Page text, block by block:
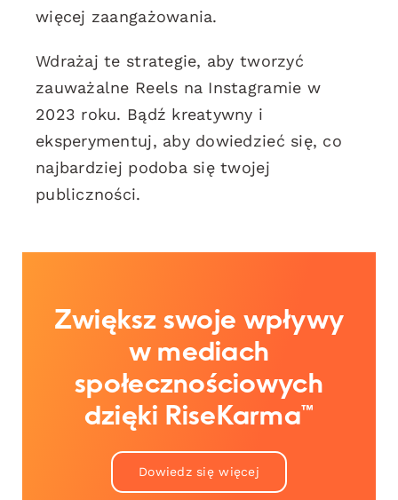
więcej zaangażowania.
Wdrażaj te strategie, aby tworzyć
zauważalne Reels na Instagramie w
2023 roku. Bądź kreatywny i
eksperymentuj, aby dowiedzieć się, co
najbardziej podoba się twojej
publiczności.
Zwiększ swoje wpływy
w mediach
społecznościowych
dzięki RiseKarma™
Dowiedz się więcej